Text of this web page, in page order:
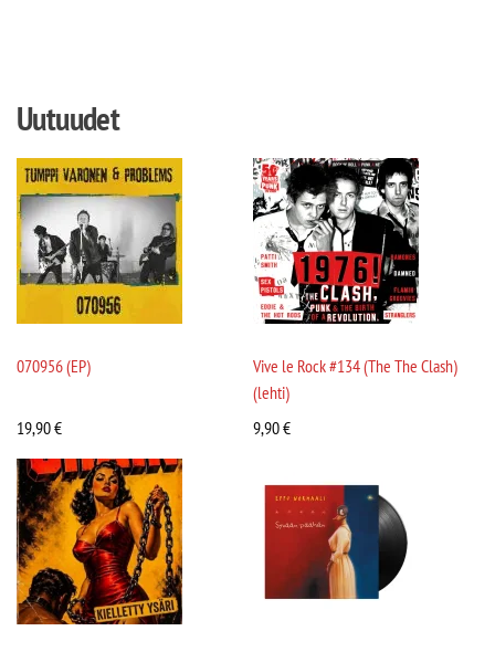
Uutuudet
070956 (EP)
19,90€
Vive le Rock #134 (The The Clash)
(lehti)
9,90€